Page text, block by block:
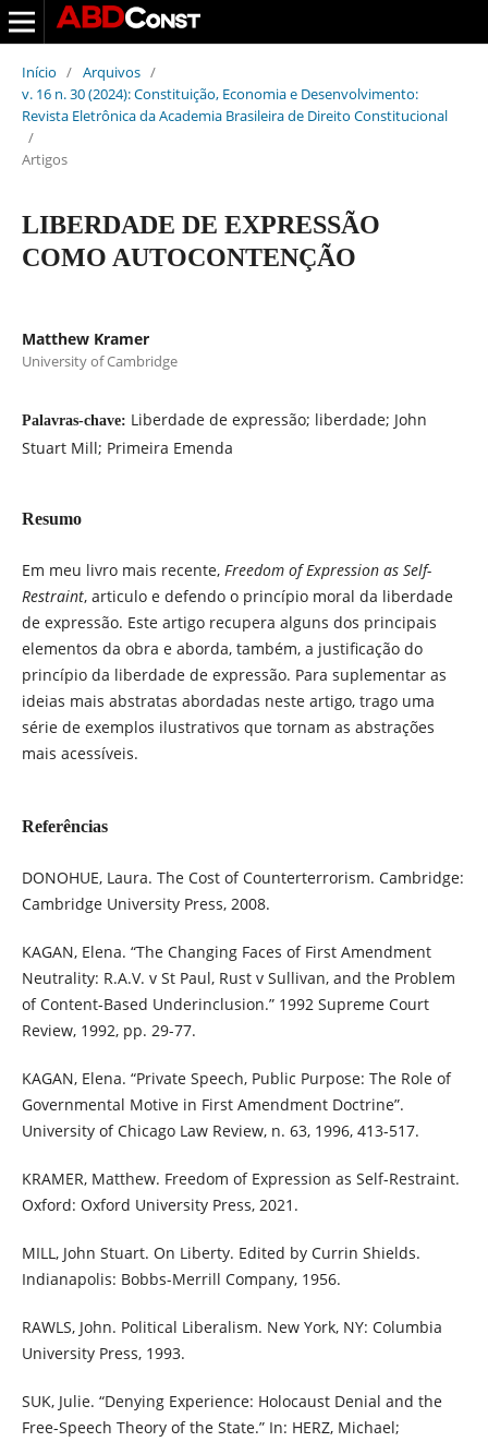
Início / Arquivos /
v. 16 n. 30 (2024): Constituição, Economia e Desenvolvimento:
Revista Eletrônica da Academia Brasileira de Direito Constitucional
/
Artigos
LIBERDADE DE EXPRESSÃO
COMO AUTOCONTENÇÃO
Matthew Kramer
University of Cambridge
Palavras-chave: Liberdade de expressão; liberdade; John
Stuart Mill; Primeira Emenda
Resumo
Em meu livro mais recente, Freedom of Expression as Self-
Restraint, articulo e defendo o princípio moral da liberdade
de expressão. Este artigo recupera alguns dos principais
elementos da obra e aborda, também, a justificação do
princípio da liberdade de expressão. Para suplementar as
ideias mais abstratas abordadas neste artigo, trago uma
série de exemplos ilustrativos que tornam as abstrações
mais acessíveis.
Referências
DONOHUE, Laura. The Cost of Counterterrorism. Cambridge:
Cambridge University Press, 2008.
KAGAN, Elena. “The Changing Faces of First Amendment
Neutrality: R.A.V. v St Paul, Rust v Sullivan, and the Problem
of Content-Based Underinclusion.” 1992 Supreme Court
Review, 1992, pp. 29-77.
KAGAN, Elena. “Private Speech, Public Purpose: The Role of
Governmental Motive in First Amendment Doctrine”.
University of Chicago Law Review, n. 63, 1996, 413-517.
KRAMER, Matthew. Freedom of Expression as Self-Restraint.
Oxford: Oxford University Press, 2021.
MILL, John Stuart. On Liberty. Edited by Currin Shields.
Indianapolis: Bobbs-Merrill Company, 1956.
RAWLS, John. Political Liberalism. New York, NY: Columbia
University Press, 1993.
SUK, Julie. “Denying Experience: Holocaust Denial and the
Free-Speech Theory of the State.” In: HERZ, Michael;